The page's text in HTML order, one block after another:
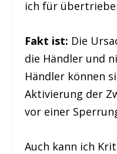
ich für
Fakt ist: Die
die Händler und
Händler können
Aktivierung der
vor einer
Auch kann ich